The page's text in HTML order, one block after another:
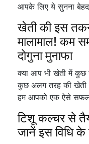
आपके लिए ये सुनना बेहद
खेती की इस
मालामाल! कम
दोगुना मुनाफा
क्या आप भी खेती में कुछ
कुछ अलग तरह की खेती
हम आपको एक ऐसे
टिशू कल्चर से
जानें इस विधि